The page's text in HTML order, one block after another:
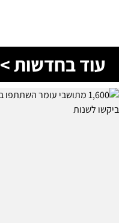
עוד בחדשות >